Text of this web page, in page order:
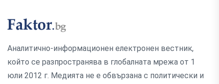
Аналитично-информационен електронен вестник,
който се разпространява в глобалната мрежа от 1
юли 2012 г. Медията не е обвързана с политически и